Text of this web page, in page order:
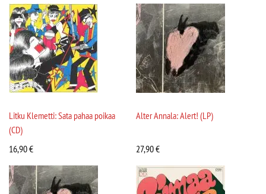
Litku Klemetti: Sata pahaa poikaa
(CD)
16,90€
Alter Annala: Alert! (LP)
27,90€